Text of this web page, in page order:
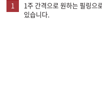
1
1주 간격으로 원하는 필링으
있습니다.